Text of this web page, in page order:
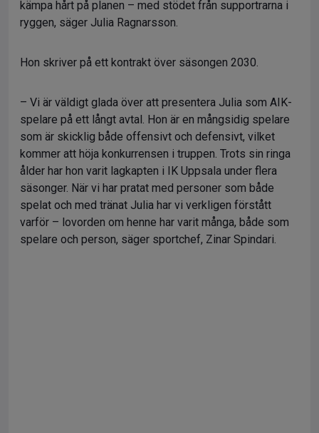
kämpa hårt på planen – med stödet från supportrarna i
ryggen, säger Julia Ragnarsson.
Hon skriver på ett kontrakt över säsongen 2030.
– Vi är väldigt glada över att presentera Julia som AIK-
spelare på ett långt avtal. Hon är en mångsidig spelare
som är skicklig både offensivt och defensivt, vilket
kommer att höja konkurrensen i truppen. Trots sin ringa
ålder har hon varit lagkapten i IK Uppsala under flera
säsonger. När vi har pratat med personer som både
spelat och med tränat Julia har vi verkligen förstått
varför – lovorden om henne har varit många, både som
spelare och person, säger sportchef, Zinar Spindari.